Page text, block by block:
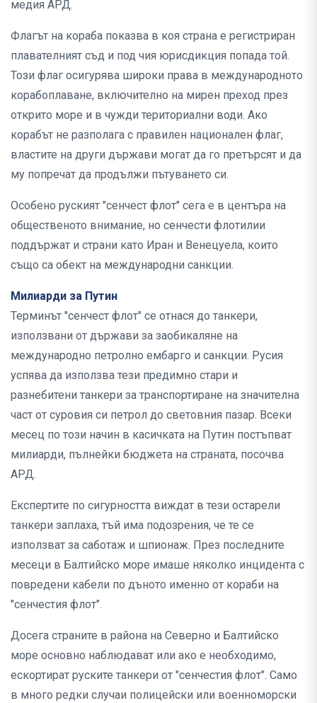
медия АРД.
Флагът на кораба показва в коя страна е регистриран
плавателният съд и под чия юрисдикция попада той.
Този флаг осигурява широки права в международното
корабоплаване, включително на мирен преход през
открито море и в чужди териториални води. Ако
корабът не разполага с правилен национален флаг,
властите на други държави могат да го претърсят и да
му попречат да продължи пътуването си.
Особено руският "сенчест флот" сега е в центъра на
общественото внимание, но сенчести флотилии
поддържат и страни като Иран и Венецуела, които
също са обект на международни санкции.
Милиарди за Путин
Терминът "сенчест флот" се отнася до танкери,
използвани от държави за заобикаляне на
международно петролно ембарго и санкции. Русия
успява да използва тези предимно стари и
разнебитени танкери за транспортиране на значителна
част от суровия си петрол до световния пазар. Всеки
месец по този начин в касичката на Путин постъпват
милиарди, пълнейки бюджета на страната, посочва
АРД.
Експертите по сигурността виждат в тези остарели
танкери заплаха, тъй има подозрения, че те се
използват за саботаж и шпионаж. През последните
месеци в Балтийско море имаше няколко инцидента с
повредени кабели по дъното именно от кораби на
"сенчестия флот".
Досега страните в района на Северно и Балтийско
море основно наблюдават или ако е необходимо,
ескортират руските танкери от "сенчестия флот". Само
в много редки случаи полицейски или военноморски